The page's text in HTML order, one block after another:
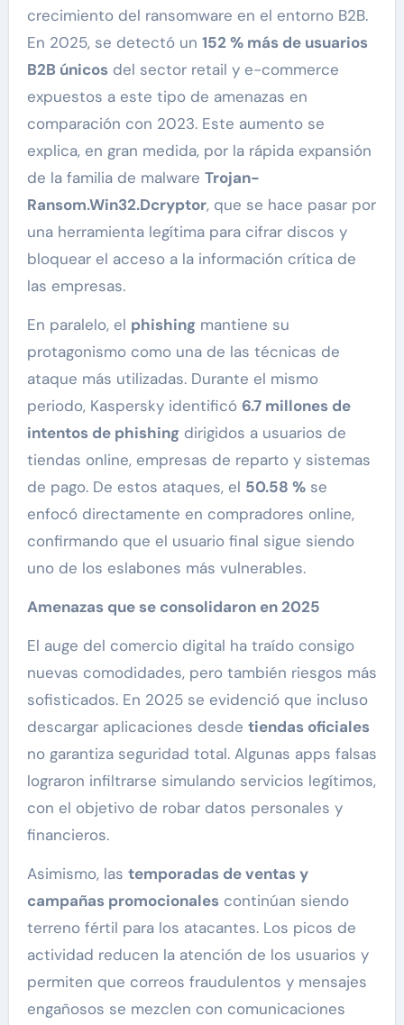
crecimiento del ransomware en el entorno B2B.
En 2025, se detectó un 152 % más de usuarios
B2B únicosdel sector retail y e-commerce
expuestos a este tipo de amenazas en
comparación con 2023. Este aumento se
explica, en gran medida, por la rápida expansión
de la familia de malware Trojan-
Ransom.Win32.Dcryptor, que se hace pasar por
una herramienta legítima para cifrar discos y
bloquear el acceso a la información crítica de
las empresas.
En paralelo, el phishingmantiene su
protagonismo como una de las técnicas de
ataque más utilizadas. Durante el mismo
periodo, Kaspersky identificó 6.7 millones de
intentos de phishingdirigidos a usuarios de
tiendas online, empresas de reparto y sistemas
de pago. De estos ataques, el 50.58 %se
enfocó directamente en compradores online,
confirmando que el usuario final sigue siendo
uno de los eslabones más vulnerables.
Amenazas que se consolidaron en 2025
El auge del comercio digital ha traído consigo
nuevas comodidades, pero también riesgos más
sofisticados. En 2025 se evidenció que incluso
descargar aplicaciones desde tiendas oficiales
no garantiza seguridad total. Algunas apps falsas
lograron infiltrarse simulando servicios legítimos,
con el objetivo de robar datos personales y
financieros.
Asimismo, las temporadas de ventas y
campañas promocionalescontinúan siendo
terreno fértil para los atacantes. Los picos de
actividad reducen la atención de los usuarios y
permiten que correos fraudulentos y mensajes
engañosos se mezclen con comunicaciones